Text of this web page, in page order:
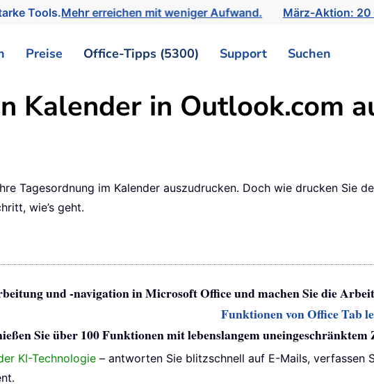
Tools.Mehr erreichen mit weniger Aufwand. März-Aktion: 20
Preise Office-Tipps (5300) Support Suchen
Kalender in Outlook.com
Tagesordnung im Kalender auszudrucken. Doch wie drucken Sie
wie’s geht.
und -navigation in Microsoft Office und machen Sie die
Funktionen von Office Tab
Sie über 100 Funktionen mit lebenslangem
KI-Technologie – antworten Sie blitzschnell auf E-Mails, verfassen